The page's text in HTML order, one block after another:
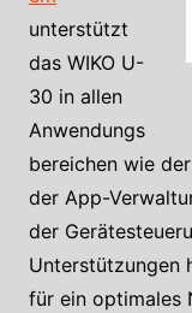
unterstützt
das WIKO U-
30 in allen
Anwendungs
bereichen wie
der App-
der
Unterstützungen
für ein optimales